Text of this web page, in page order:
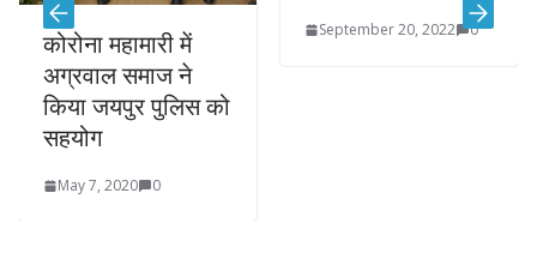
कोरोना महामारी में
अग्रवाल समाज ने
किया जयपुर पुलिस को
सहयोग
May 7, 2020 0
September 20, 2022 0